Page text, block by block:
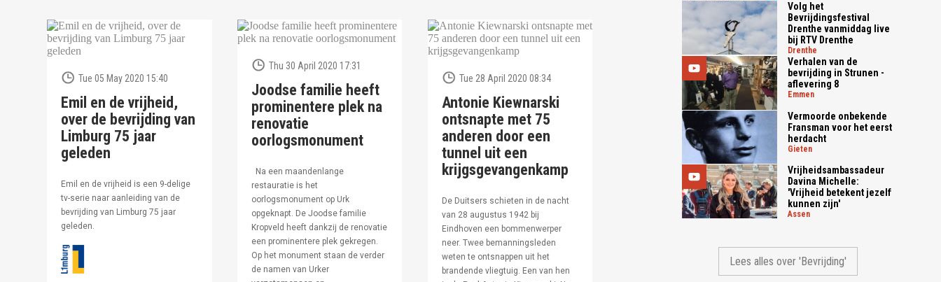
Tue 05 May 2020 15:40
Emil en de vrijheid,
over de bevrijding van
Limburg 75 jaar
geleden
Emil en de vrijheid is een 9-delige
tv-serie naar aanleiding van de
bevrijding van Limburg 75 jaar
geleden.
Thu 30 April 2020 17:31
Joodse familie heeft
prominentere plek na
renovatie
oorlogsmonument
Na een maandenlange
restauratie is het
oorlogsmonument op Urk
opgeknapt. De Joodse familie
Kropveld heeft dankzij de renovatie
een prominentere plek gekregen.
Op het monument staan de verder
de namen van Urker
Tue 28 April 2020 08:34
Antonie Kiewnarski
ontsnapte met 75
anderen door een
tunnel uit een
krijgsgevangenkamp
De Duitsers schieten in de nacht
van 28 augustus 1942 bij
Eindhoven een bommenwerper
neer. Twee bemanningsleden
weten te ontsnappen uit het
brandende vliegtuig. Een van hen
Volg het
Bevrijdingsfestival
Drenthe vanmiddag live
bij RTV Drenthe
drenthe
Verhalen van de
bevrijding in Strunen -
aflevering 8
emmen
Vermoorde onbekende
Fransman voor het eerst
herdacht
gieten
Vrijheidsambassadeur
Davina Michelle:
'Vrijheid betekent jezelf
kunnen zijn'
assen
Lees alles over 'Bevrijding'